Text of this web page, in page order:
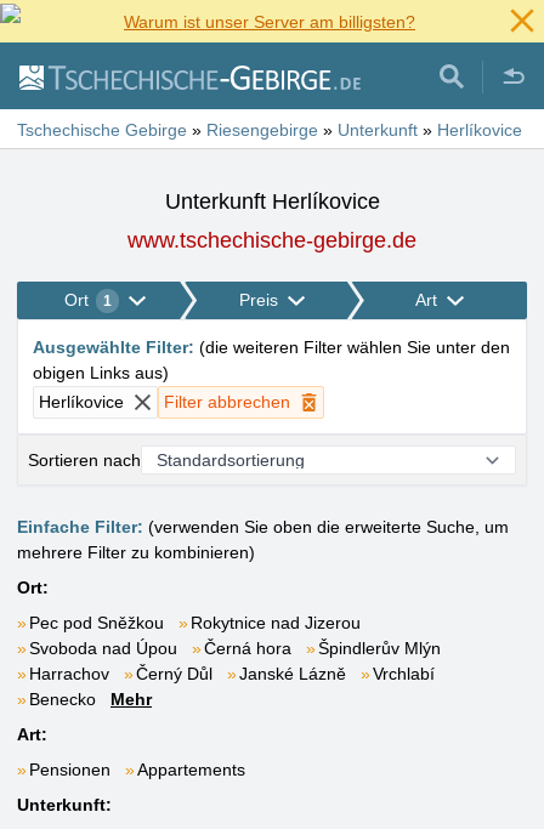
Warum ist unser Server am billigsten?
Tschechische Gebirge » Riesengebirge » Unterkunft » Herlíkovice
Unterkunft Herlíkovice
www.tschechische-gebirge.de
Ort 1 Preis Art
Ausgewählte Filter: (die weiteren Filter wählen Sie unter den
obigen Links aus)
Herlíkovice
Filter abbrechen
Sortieren nach
Einfache Filter: (verwenden Sie oben die erweiterte Suche, um
mehrere Filter zu kombinieren)
Ort:
Pec pod Sněžkou
Rokytnice nad Jizerou
Svoboda nad Úpou
Černá hora
Špindlerův Mlýn
Harrachov
Černý Důl Janské Lázně
Vrchlabí
Benecko
Mehr
Art:
Pensionen
Appartements
Unterkunft: